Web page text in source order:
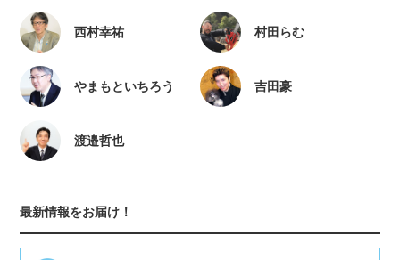
西村幸祐 村田らむ
やまもといちろう 吉田豪
渡邉哲也
最新情報をお届け！